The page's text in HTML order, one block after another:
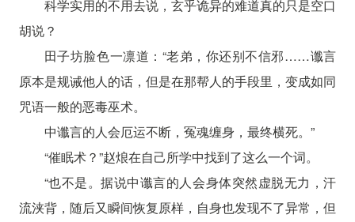
科学实用的不用去说，玄乎诡异的难道真的只是空口
胡说？
田子坊脸色一凛道：“老弟，你还别不信邪……谶言
原本是规诫他人的话，但是在那帮人的手段里，变成如同
咒语一般的恶毒巫术。
中谶言的人会厄运不断，冤魂缠身，最终横死。”
“催眠术？”赵烺在自己所学中找到了这么一个词。
“也不是。据说中谶言的人会身体突然虚脱无力，汗
流浃背，随后又瞬间恢复原样，自身也发现不了异常，但